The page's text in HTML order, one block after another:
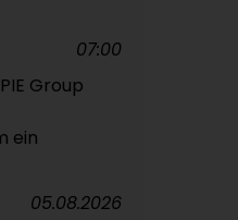
Group
ein
07:00
05.08.2026